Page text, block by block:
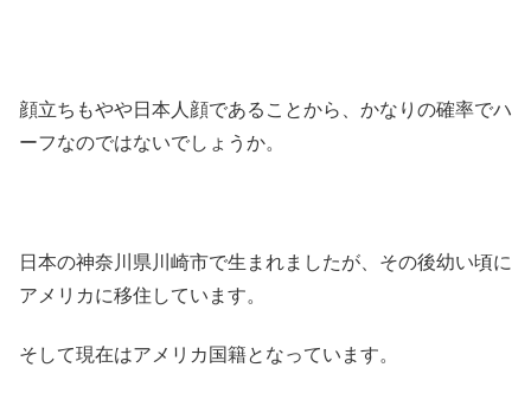
顔立ちもやや日本人顔であることから、かなりの確率でハ
ーフなのではないでしょうか。
日本の神奈川県川崎市で生まれましたが、その後幼い頃に
アメリカに移住しています。
そして現在はアメリカ国籍となっています。